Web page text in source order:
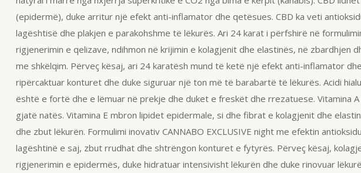
(epidermë), duke arritur një efekt anti-inflamatordhe qetësues. CBD ka veti
lagështisë dhe plakjen e parakohshme të lëkurës. Ari 24 karat i përfshirë në
rigjenerimin e qelizave, ndihmon në krijimin e kolagjenit dhe elastinës, në zbardhjen
me shkëlqim. Përveç kësaj, ari 24 karatësh mund të ketë një efekt anti-inflamator
ripërcaktuar konturetdhe duke siguruar një ton më të barabartë të lëkurës. Acidi
është e fortë dhe e lëmuar në prekje dhe duket e freskët dhe rrezatuese. Vitamina
gjatë natës. Vitamina E mbron lipidet epidermale, si dhe fibrat e kolagjenit dhe
dhe zbut lëkurën. Formulimi inovativCANNABO EXCLUSIVE nightme efektin
lagështinë e saj, zbut rrudhat dhe shtrëngon konturete fytyrës. Përveç kësaj,
rigjenerimin e epidermës, duke hidratuar intensivishtlëkurën dhe duke rinovuar